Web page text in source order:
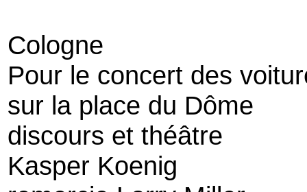
Cologne
Pour le concert des
sur la place du Dôme
discours et théâtre
Kasper Koenig